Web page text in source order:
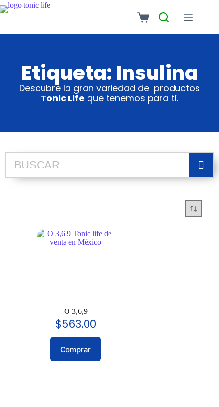
Etiqueta: Insulina
Descubre la gran variedad de productos
Tonic Life que tenemos para tí.
O 3,6,9
$563.00
Comprar